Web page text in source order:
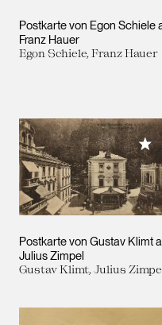
Postkarte von Egon Schiele
Franz Hauer
Egon Schiele, Franz Hauer
Postkarte von Gustav Klimt
Julius Zimpel
Gustav Klimt, Julius